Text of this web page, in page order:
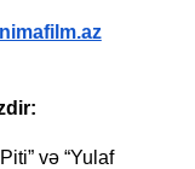
və “Yulaf